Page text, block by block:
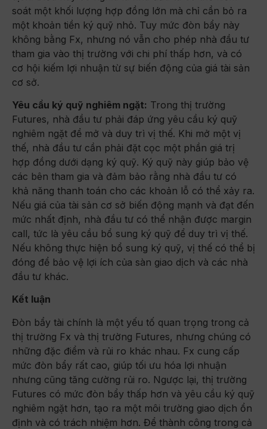
soát một khối lượng hợp đồng lớn mà chỉ cần bỏ ra
một khoản tiền ký quỹ nhỏ. Tuy mức đòn bẩy này
không bằng Fx, nhưng nó vẫn cho phép nhà đầu tư
tham gia vào thị trường với chi phí thấp hơn, và có
cơ hội kiếm lợi nhuận từ sự biến động của giá tài sản
cơ sở.
Yêu cầu ký quỹ nghiêm ngặt: Trong thị trường
Futures, nhà đầu tư phải đáp ứng yêu cầu ký quỹ
nghiêm ngặt để mở và duy trì vị thế. Khi mở một vị
thế, nhà đầu tư cần phải đặt cọc một phần giá trị
hợp đồng dưới dạng ký quỹ. Ký quỹ này giúp bảo vệ
các bên tham gia và đảm bảo rằng nhà đầu tư có
khả năng thanh toán cho các khoản lỗ có thể xảy ra.
Nếu giá của tài sản cơ sở biến động mạnh và đạt đến
mức nhất định, nhà đầu tư có thể nhận được margin
call, tức là yêu cầu bổ sung ký quỹ để duy trì vị thế.
Nếu không thực hiện bổ sung ký quỹ, vị thế có thể bị
đóng để bảo vệ lợi ích của sàn giao dịch và các nhà
đầu tư khác.
Kết luận
Đòn bẩy tài chính là một yếu tố quan trọng trong cả
thị trường Fx và thị trường Futures, nhưng chúng có
những đặc điểm và rủi ro khác nhau. Fx cung cấp
mức đòn bẩy rất cao, giúp tối ưu hóa lợi nhuận
nhưng cũng tăng cường rủi ro. Ngược lại, thị trường
Futures có mức đòn bẩy thấp hơn và yêu cầu ký quỹ
nghiêm ngặt hơn, tạo ra một môi trường giao dịch ổn
định và có trách nhiệm hơn. Để thành công trong cả